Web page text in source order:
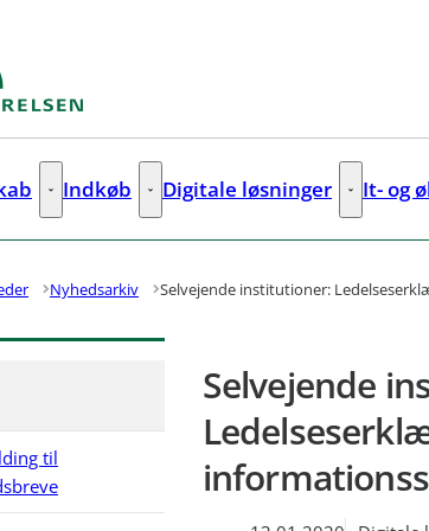
Statsregnskab - Flere links
Indkøb Indkøb - Flere links
Digitale løsninger Digitale
It- og
Nyhedsarkiv Selvejende institutioner:
til
Selvejende